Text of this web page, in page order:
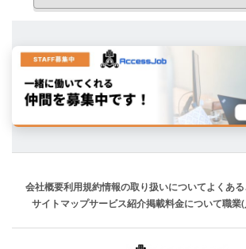
会社概要利用規約情報の取り扱いについてよくあ
サイトマップサービス紹介掲載料金について職業